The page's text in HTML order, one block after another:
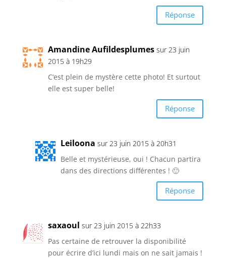
Réponse
Amandine Aufildesplumes sur 23 juin
2015 à 19h29
C’est plein de mystère cette photo! Et surtout
elle est super belle!
Réponse
Leiloona sur 23 juin 2015 à 20h31
Belle et mystérieuse, oui ! Chacun partira
dans des directions différentes ! 🙂
Réponse
saxaoul sur 23 juin 2015 à 22h33
Pas certaine de retrouver la disponibilité
pour écrire d’ici lundi mais on ne sait jamais !